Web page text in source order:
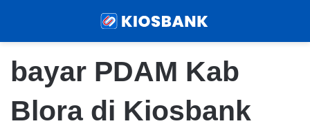
bayar PDAM Kab
Blora di Kiosbank